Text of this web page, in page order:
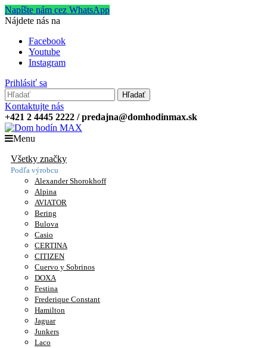
Napíšte nám cez WhatsApp
Nájdete nás na
Facebook
Youtube
Instagram
Prihlásiť sa
Hľadať
Kontaktujte nás
+421 2 4445 2222 / predajna@domhodinmax.sk
Menu
Všetky značky
Podľa výrobcu
Alexander Shorokhoff
Alpina
AVIATOR
Bering
Bulova
Casio
CERTINA
CITIZEN
Cuervo y Sobrinos
DOXA
Festina
Frederique Constant
Hamilton
Jaguar
Junkers
Laco